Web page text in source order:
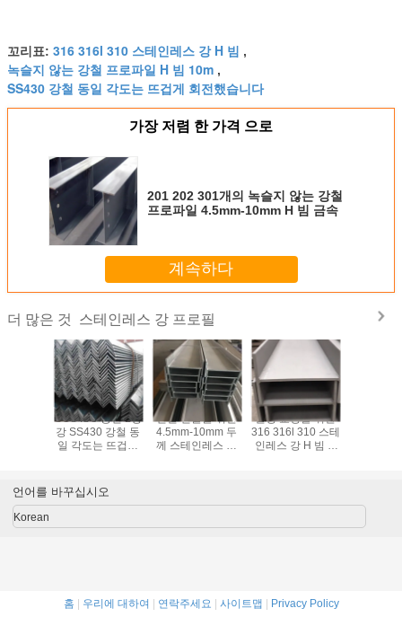
꼬리표: 316 316l 310 스테인레스 강 H 빔 ,
녹슬지 않는 강철 프로파일 H 빔 10m ,
SS430 강철 동일 각도는 뜨겁게 회전했습니다
가장 저렴 한 가격 으로
201 202 301개의 녹슬지 않는 강철
프로파일 4.5mm-10mm H 빔 금속
계속하다
더 많은 것 스테인레스 강 프로필
SGS ISO 등변 L형
강 SS430 강철 동
일 각도는 뜨겁게
건설 건물을 위한
4.5mm-10mm 두
께 스테인레스 강
빌딩 교량을 위한
316 316l 310 스테
인레스 강 H 빔 H
언어를 바꾸십시오
Korean
홈 | 우리에 대하여 | 연락주세요 | 사이트맵 | Privacy Policy